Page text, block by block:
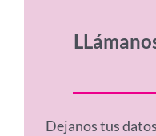
Dejanos tus